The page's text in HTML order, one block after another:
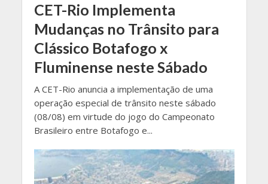
CET-Rio Implementa
Mudanças no Trânsito para
Clássico Botafogo x
Fluminense neste Sábado
A CET-Rio anuncia a implementação de uma
operação especial de trânsito neste sábado
(08/08) em virtude do jogo do Campeonato
Brasileiro entre Botafogo e...